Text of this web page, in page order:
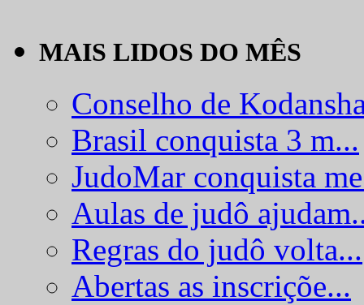
MAIS LIDOS DO MÊS
Conselho de
Brasil conquista 3 m...
JudoMar conquista
Aulas de judô
Regras do judô volta...
Abertas as inscriçõe...